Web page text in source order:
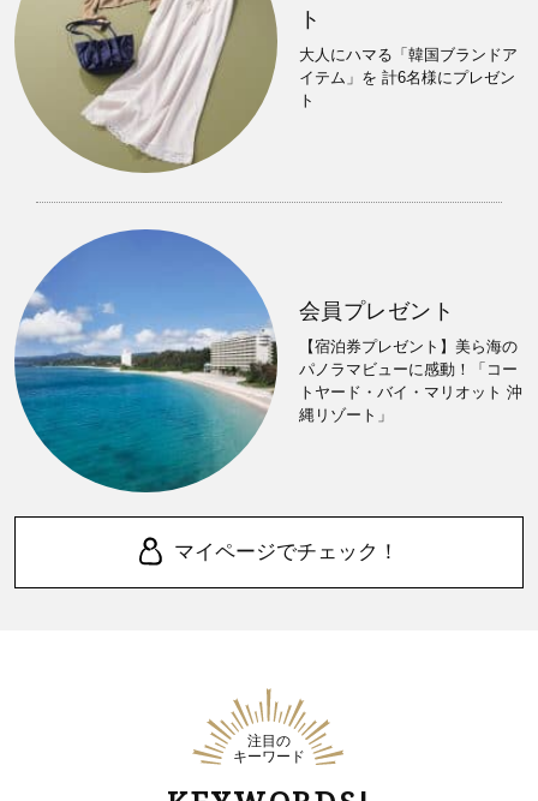
ト
大人にハマる「韓国ブランドア
イテム」を 計6名様にプレゼン
ト
会員プレゼント
【宿泊券プレゼント】美ら海の
パノラマビューに感動！「コー
トヤード・バイ・マリオット 沖
縄リゾート」
マイページでチェック！
注目の
キーワード